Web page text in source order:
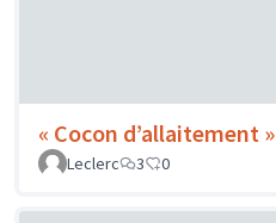
« Cocon d’allaitement »
Leclerc
3 0